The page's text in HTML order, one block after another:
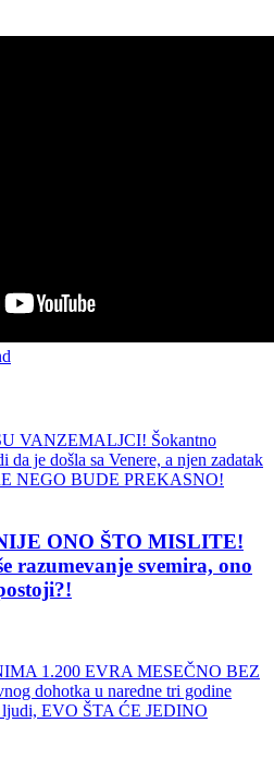
ONO ŠTO MISLITE!
razumevanje svemira, ono